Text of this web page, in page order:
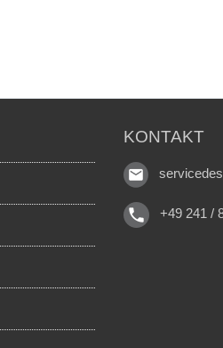
KONTAKT
+49 241 /